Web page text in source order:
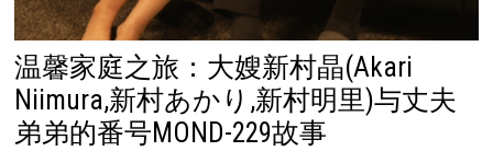
温馨家庭之旅：大嫂新村晶(Akari
Niimura,新村あかり,新村明里)与丈夫
弟弟的番号MOND-229故事